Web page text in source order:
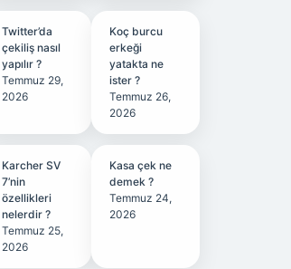
Twitter’da
çekiliş nasıl
yapılır ?
Temmuz 29,
2026
Koç burcu
erkeği
yatakta ne
ister ?
Temmuz 26,
2026
Karcher SV
7’nin
özellikleri
nelerdir ?
Temmuz 25,
2026
Kasa çek ne
demek ?
Temmuz 24,
2026